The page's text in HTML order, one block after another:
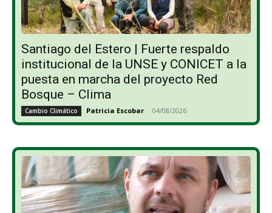
Santiago del Estero | Fuerte respaldo
institucional de la UNSE y CONICET a la
puesta en marcha del proyecto Red
Bosque – Clima
Cambio Climático Patricia Escobar - 04/08/2026